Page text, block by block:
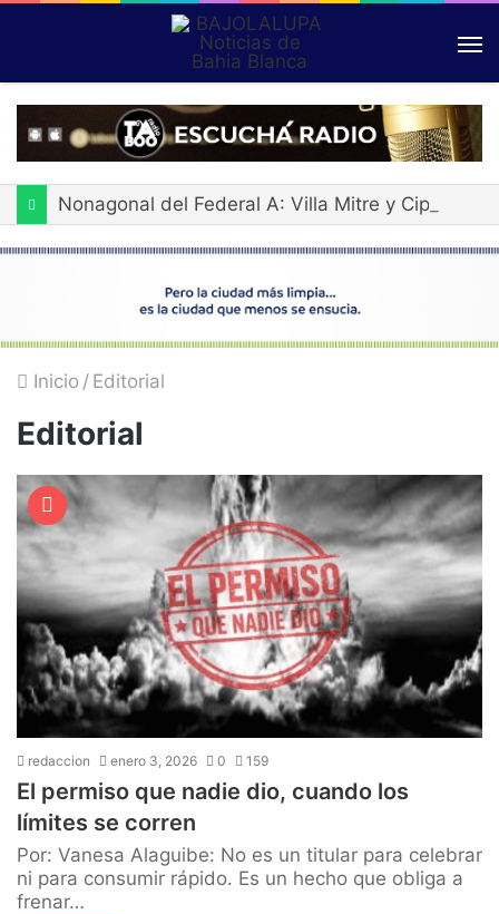
Inicio / Editorial
Editorial
redaccion enero 3, 2026 0 159
El permiso que nadie dio, cuando los
límites se corren
Por: Vanesa Alaguibe: No es un titular para celebrar
ni para consumir rápido. Es un hecho que obliga a
frenar…